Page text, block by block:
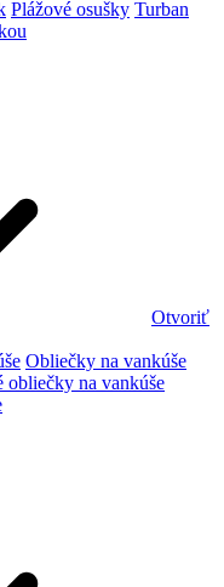
Plážové osušky Turban
Otvoriť
Obliečky na vankúše
obliečky na vankúše